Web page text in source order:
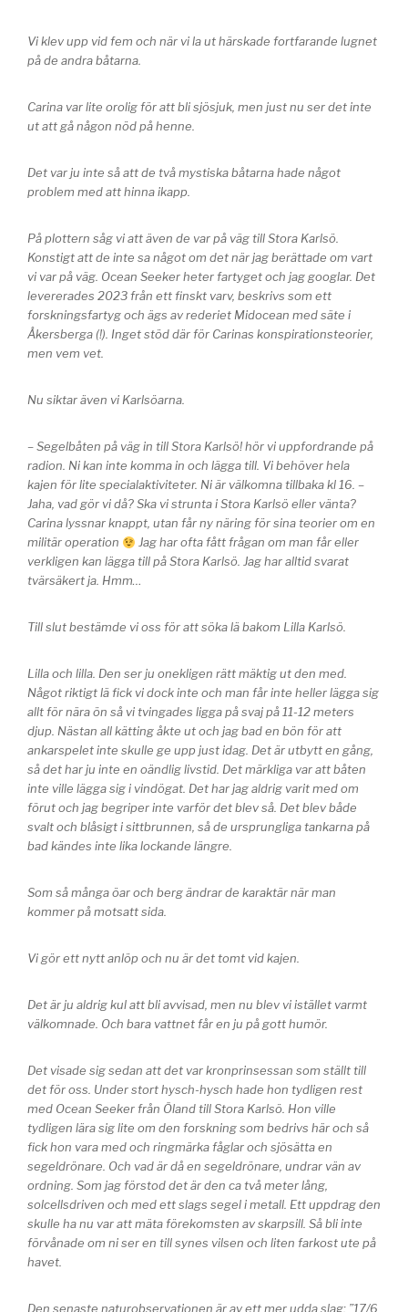
Vi klev upp vid fem och när vi la ut härskade fortfarande lugnet
på de andra båtarna.
Carina var lite orolig för att bli sjösjuk, men just nu ser det inte
ut att gå någon nöd på henne.
Det var ju inte så att de två mystiska båtarna hade något
problem med att hinna ikapp.
På plottern såg vi att även de var på väg till Stora Karlsö.
Konstigt att de inte sa något om det när jag berättade om vart
vi var på väg. Ocean Seeker heter fartyget och jag googlar. Det
levererades 2023 från ett finskt varv, beskrivs som ett
forskningsfartyg och ägs av rederiet Midocean med säte i
Åkersberga (!). Inget stöd där för Carinas konspirationsteorier,
men vem vet.
Nu siktar även vi Karlsöarna.
– Segelbåten på väg in till Stora Karlsö! hör vi uppfordrande på
radion. Ni kan inte komma in och lägga till. Vi behöver hela
kajen för lite specialaktiviteter. Ni är välkomna tillbaka kl 16. –
Jaha, vad gör vi då? Ska vi strunta i Stora Karlsö eller vänta?
Carina lyssnar knappt, utan får ny näring för sina teorier om en
militär operation
Jag har ofta fått frågan om man får eller
verkligen kan lägga till på Stora Karlsö. Jag har alltid svarat
tvärsäkert ja. Hmm…
Till slut bestämde vi oss för att söka lä bakom Lilla Karlsö.
Lilla och lilla. Den ser ju onekligen rätt mäktig ut den med.
Något riktigt lä fick vi dock inte och man får inte heller lägga sig
allt för nära ön så vi tvingades ligga på svaj på 11-12 meters
djup. Nästan all kätting åkte ut och jag bad en bön för att
ankarspelet inte skulle ge upp just idag. Det är utbytt en gång,
så det har ju inte en oändlig livstid. Det märkliga var att båten
inte ville lägga sig i vindögat. Det har jag aldrig varit med om
förut och jag begriper inte varför det blev så. Det blev både
svalt och blåsigt i sittbrunnen, så de ursprungliga tankarna på
bad kändes inte lika lockande längre.
Som så många öar och berg ändrar de karaktär när man
kommer på motsatt sida.
Vi gör ett nytt anlöp och nu är det tomt vid kajen.
Det är ju aldrig kul att bli avvisad, men nu blev vi istället varmt
välkomnade. Och bara vattnet får en ju på gott humör.
Det visade sig sedan att det var kronprinsessan som ställt till
det för oss. Under stort hysch-hysch hade hon tydligen rest
med Ocean Seeker från Öland till Stora Karlsö. Hon ville
tydligen lära sig lite om den forskning som bedrivs här och så
fick hon vara med och ringmärka fåglar och sjösätta en
segeldrönare. Och vad är då en segeldrönare, undrar vän av
ordning. Som jag förstod det är den ca två meter lång,
solcellsdriven och med ett slags segel i metall. Ett uppdrag den
skulle ha nu var att mäta förekomsten av skarpsill. Så bli inte
förvånade om ni ser en till synes vilsen och liten farkost ute på
havet.
Den senaste naturobservationen är av ett mer udda slag: ”17/6